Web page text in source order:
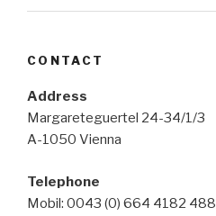
CONTACT
Address
Margareteguertel 24-34/1/3
A-1050 Vienna
Telephone
Mobil: 0043 (0) 664 4182 488